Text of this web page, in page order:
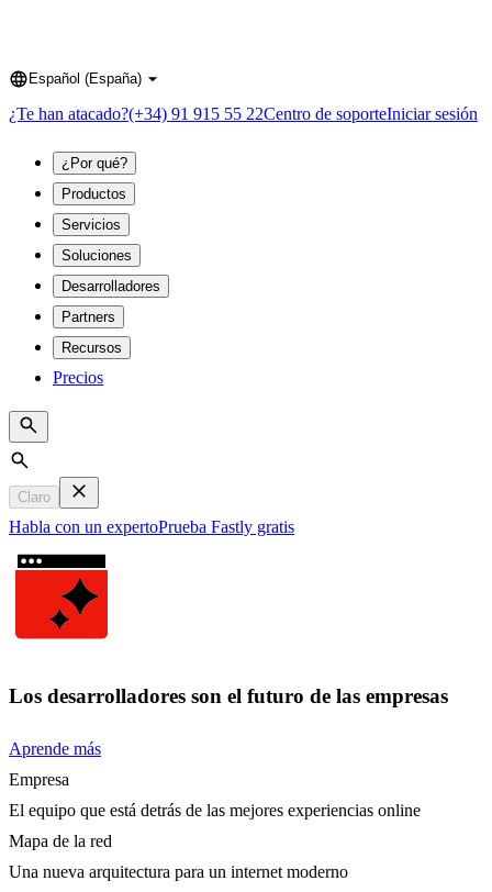
Language
Español (España)
¿Te han atacado?(+34) 91 915 55 22Centro de soporteIniciar sesión
¿Por qué?
Productos
Servicios
Soluciones
Desarrolladores
Partners
Recursos
Precios
Search
Claro
Habla con un expertoPrueba Fastly gratis
Los desarrolladores son el futuro de las empresas
Aprende más
Empresa
El equipo que está detrás de las mejores experiencias online
Mapa de la red
Una nueva arquitectura para un internet moderno